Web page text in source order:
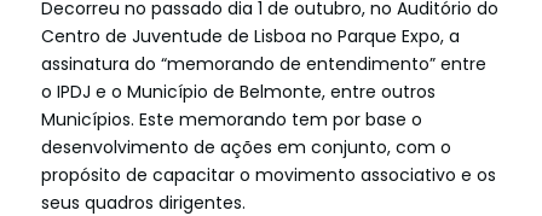
Decorreu no passado dia 1 de outubro, no Auditório do
Centro de Juventude de Lisboa no Parque Expo, a
assinatura do “memorando de entendimento” entre
o IPDJ e o Município de Belmonte, entre outros
Municípios. Este memorando tem por base o
desenvolvimento de ações em conjunto, com o
propósito de capacitar o movimento associativo e os
seus quadros dirigentes.